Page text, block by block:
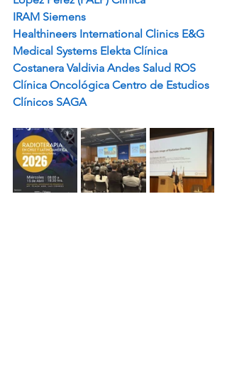
IRAM Siemens
Healthineers International Clinics E&G
Medical Systems Elekta Clínica
Costanera Valdivia Andes Salud ROS
Clínica Oncológica Centro de Estudios
Clínicos SAGA